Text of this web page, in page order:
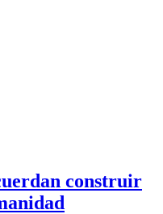
construir